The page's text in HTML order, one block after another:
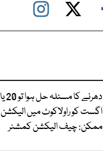
اگست کو راولاکوٹ میں الیکشن
ممکن: چیف الیکشن کمشنر